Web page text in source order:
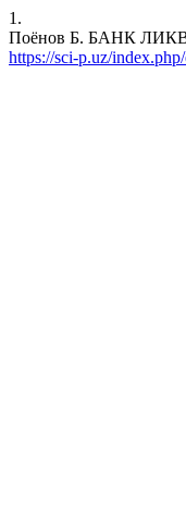
1.
Поёнов Б. БАНК
https://sci-p.uz/